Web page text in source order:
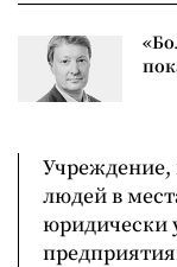
Учреждение,
людей в
юридически